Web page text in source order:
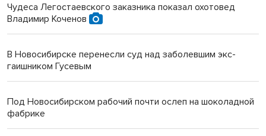
Чудеса Легостаевского заказника показал охотовед
Владимир Коченов
В Новосибирске перенесли суд над заболевшим экс-
гаишником Гусевым
Под Новосибирском рабочий почти ослеп на шоколадной
фабрике